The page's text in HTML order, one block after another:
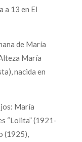
a 13 en El
de María
María
nacida en
María
“Lolita” (1921-
(1925),